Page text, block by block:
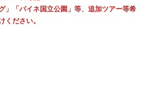
」「パイネ国立公園」等、追加ツアー等希
ください。